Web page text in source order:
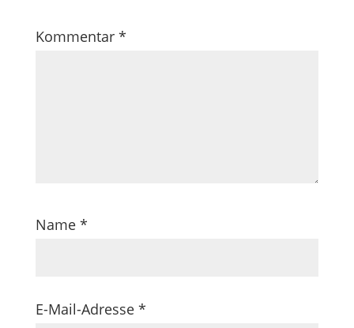
Kommentar *
Name *
E-Mail-Adresse *